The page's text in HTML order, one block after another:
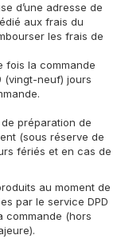
d’une adresse de
aux frais du
les frais de
fois la commande
(vingt-neuf) jours
préparation de
(sous réserve de
fériés et en cas de
au moment de
par le service DPD
commande (hors